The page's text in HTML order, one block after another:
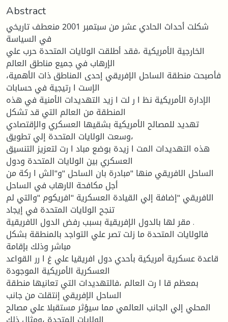
Abstract
شكلت أحداث الحادي عشر من سبتمبر 2001 منعطف تاريخي
في السياسة
الخارجية الأمريكية ،فقد أطلقت الولايات المتحدة حرب علي
الإرهاب في جميع مناطق العالم
،فأصبحت منطقة الساحل الإفريقي إحدى المناطق ذات الأهمية
الإست ا رتيجية في حسابات
الإدارة الأمريكية نظ ا ر لت ا زيد التهديدات الأمنية في هذه
المنطقة من العالم التي قد تشكل
تهديد للمصالح الأمريكية بشقيها العسكري والإقتصادي
،وسعت الولايات المتحدة إلي تطويق
هذه التهديدات المت ا زيدة بوضع مباد ا رت لتعزيز التنسيق
العسكري بين الولايات المتحدة ودول
الساحل الافريقي منها "مبادرة بان الساحل "و"الش ا ركة من
أجل مكافحة الارهاب في الساحل
الافريقي "إضافة إلي القيادة العسكرية "افريكوم "والتي لم
تنجح الولايات المتحدة في إيجاد
مقر لها بالدول الإفريقية بسبب رفض الدول الافريقية .
فالولايات المتحدة ما زلت تصر علي التواجد بالمنطقة بشكل
مباشر وذلك بإقامة
قاعدة عسكرية أمريكية بأحدي دول افريقيا علي غ ا رر القواعد
العسكرية الأمريكية الموجودة
بمعظم قا ا رت العالم ،فالتهديدات التي تعانيها منطقة
الساحل الإفريقي إنتقلت من جانب
المحلي إلي الجانب العالمي مما سيؤثر مستقبلا علي مصالح